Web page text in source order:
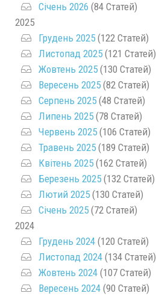
Січень 2026 (84 Статей)
2025
Грудень 2025 (122 Статей)
Листопад 2025 (121 Статей)
Жовтень 2025 (130 Статей)
Вересень 2025 (82 Статей)
Серпень 2025 (48 Статей)
Липень 2025 (78 Статей)
Червень 2025 (106 Статей)
Травень 2025 (189 Статей)
Квітень 2025 (162 Статей)
Березень 2025 (132 Статей)
Лютий 2025 (130 Статей)
Січень 2025 (72 Статей)
2024
Грудень 2024 (120 Статей)
Листопад 2024 (134 Статей)
Жовтень 2024 (107 Статей)
Вересень 2024 (90 Статей)